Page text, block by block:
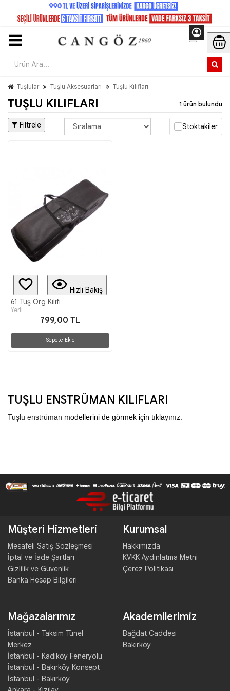
Tuşlular Tuşlu Aksesuarları Tuşlu Kılıfları
TUŞLU KILIFLARI 1 ürün bulundu
Filtrele Stoktakiler
Hızlı Bakış
61 Tuş Org Kılıfı
Yerli
799,00 TL
Sepete Ekle
TUŞLU ENSTRÜMAN KILIFLARI
Tuşlu enstrüman modellerini de görmek için tıklayınız.
Müşteri Hizmetleri
Mesafeli Satış Sözleşmesi
İptal ve İade Şartları
Gizlilik ve Güvenlik
Banka Hesap Bilgileri
Kurumsal
Hakkımızda
KVKK Aydınlatma Metni
Çerez Politikası
Mağazalarımız
İstanbul - Taksim Tünel
Merkez
İstanbul - Kadıköy Feneryolu
İstanbul - Bakırköy Konsept
İstanbul - Bakırköy
Akademilerimiz
Bağdat Caddesi
Bakırköy